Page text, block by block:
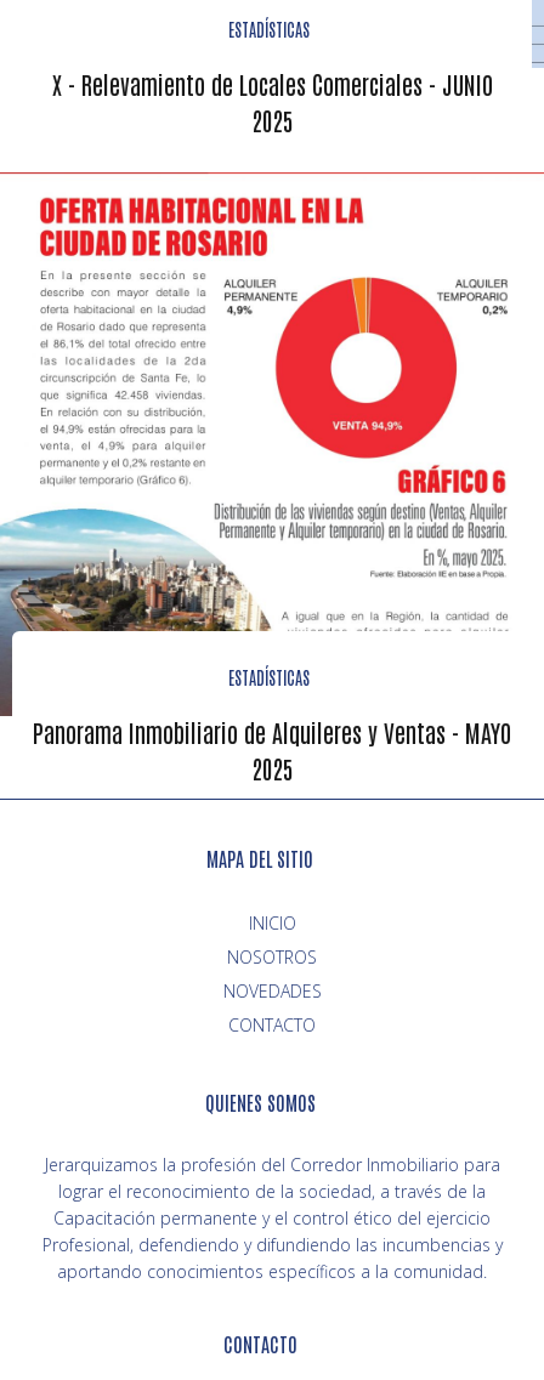
ESTADÍSTICAS
X - Relevamiento de Locales Comerciales - JUNIO
2025
ESTADÍSTICAS
Panorama Inmobiliario de Alquileres y Ventas - MAYO
2025
MAPA DEL SITIO
INICIO
NOVEDADES
CONTACTO
QUIENES SOMOS
Jerarquizamos la profesión del Corredor Inmobiliario para
lograr el reconocimiento de la sociedad, a través de la
Capacitación permanente y el control ético del ejercicio
Profesional, defendiendo y difundiendo las incumbencias y
aportando conocimientos específicos a la comunidad.
CONTACTO